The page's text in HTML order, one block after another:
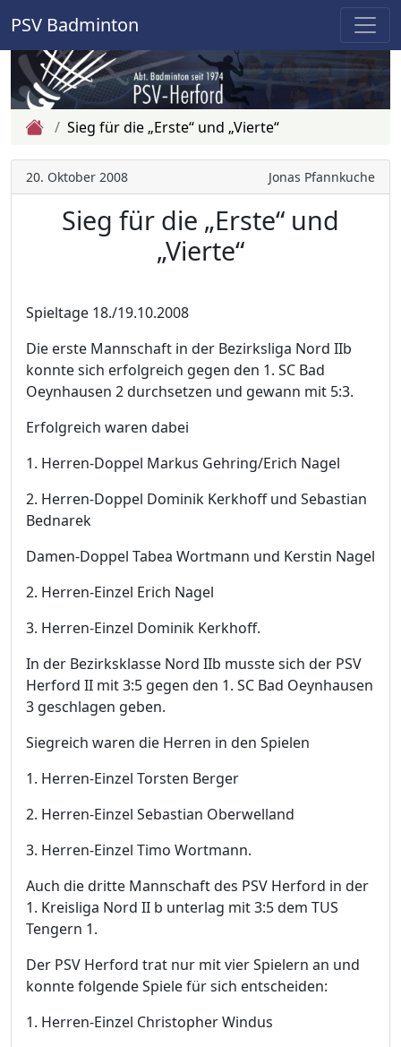
PSV Badminton
Zur Startseite
Sieg für die „Erste“ und „Vierte“
20. Oktober 2008 Jonas Pfannkuche
Sieg für die „Erste“ und
„Vierte“
Spieltage 18./19.10.2008
Die erste Mannschaft in der Bezirksliga Nord IIb
konnte sich erfolgreich gegen den 1. SC Bad
Oeynhausen 2 durchsetzen und gewann mit 5:3.
Erfolgreich waren dabei
1. Herren-Doppel Markus Gehring/Erich Nagel
2. Herren-Doppel Dominik Kerkhoff und Sebastian
Bednarek
Damen-Doppel Tabea Wortmann und Kerstin Nagel
2. Herren-Einzel Erich Nagel
3. Herren-Einzel Dominik Kerkhoff.
In der Bezirksklasse Nord IIb musste sich der PSV
Herford II mit 3:5 gegen den 1. SC Bad Oeynhausen
3 geschlagen geben.
Siegreich waren die Herren in den Spielen
1. Herren-Einzel Torsten Berger
2. Herren-Einzel Sebastian Oberwelland
3. Herren-Einzel Timo Wortmann.
Auch die dritte Mannschaft des PSV Herford in der
1. Kreisliga Nord II b unterlag mit 3:5 dem TUS
Tengern 1.
Der PSV Herford trat nur mit vier Spielern an und
konnte folgende Spiele für sich entscheiden:
1. Herren-Einzel Christopher Windus